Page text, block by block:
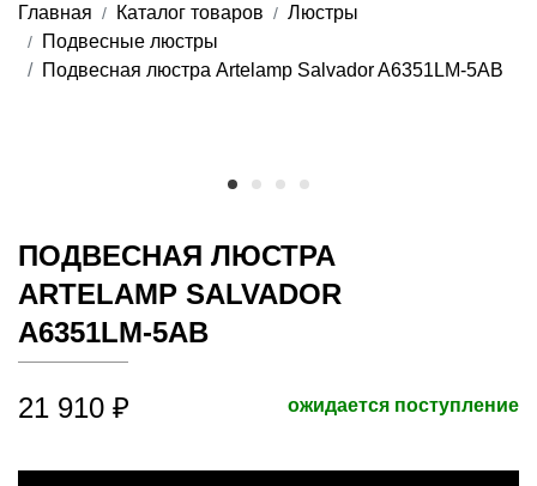
Главная Каталог товаров
Люстры
Подвесные люстры
Подвесная люстра Artelamp Salvador A6351LM-5AB
ПОДВЕСНАЯ ЛЮСТРА
ARTELAMP SALVADOR
A6351LM-5AB
21 910 ₽ ожидается поступление